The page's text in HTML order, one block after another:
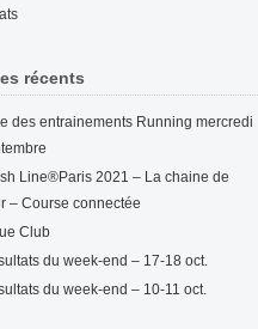
récents
des entrainements Running mercredi
Line®Paris 2021 – La chaine de
– Course connectée
Club
du week-end – 17-18 oct.
du week-end – 10-11 oct.